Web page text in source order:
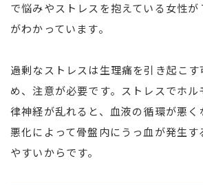
で悩みやストレスを抱えている女性が
がわかっています。
過剰なストレスは生理痛を引き起こ
め、注意が必要です。ストレスでホル
律神経が乱れると、血液の循環が悪く
悪化によって骨盤内にうっ血が発生す
やすいからです。